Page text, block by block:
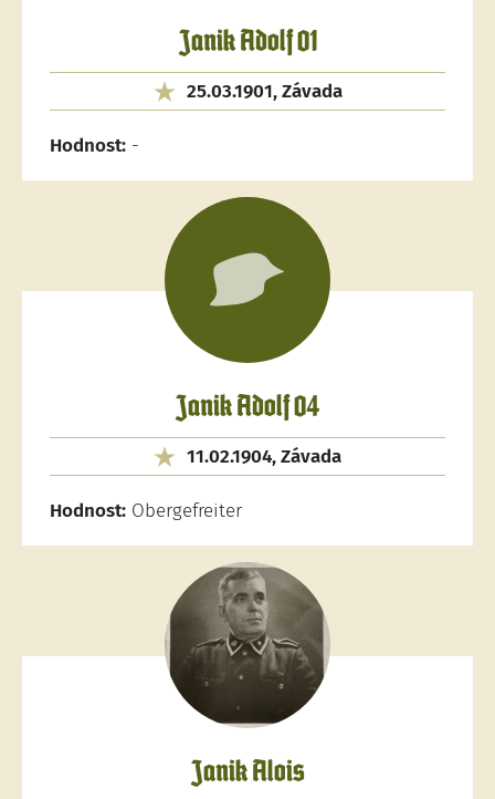
Janik Adolf 01
25.03.1901, Závada
Hodnost: -
Janik Adolf 04
11.02.1904, Závada
Hodnost: Obergefreiter
Janik Alois